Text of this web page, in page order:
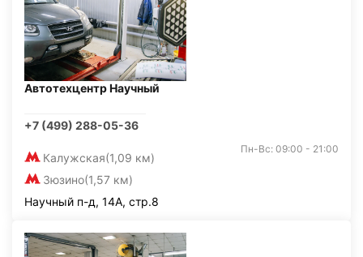
Автотехцентр Научный
+7 (499) 288-05-36
Калужская(1,09 км)
Зюзино(1,57 км)
Пн-Вс: 09:00 - 21:00
Научный п-д, 14А, стр.8